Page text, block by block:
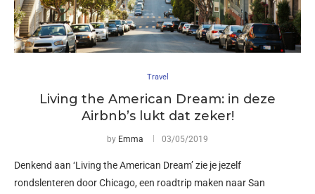
Travel
Living the American Dream: in deze
Airbnb’s lukt dat zeker!
by Emma 03/05/2019
Denkend aan ‘Living the American Dream’ zie je jezelf
rondslenteren door Chicago, een roadtrip maken naar San